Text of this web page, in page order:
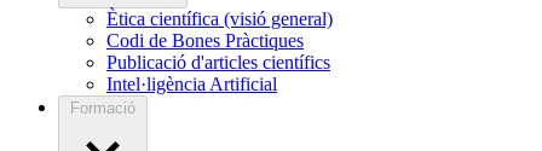
Ètica científica (visió general)
Codi de Bones Pràctiques
Publicació d'articles científics
Intel·ligència Artificial
Formació